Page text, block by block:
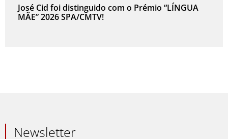
José Cid foi distinguido com o Prémio “LÍNGUA
MÃE” 2026 SPA/CMTV!
Newsletter